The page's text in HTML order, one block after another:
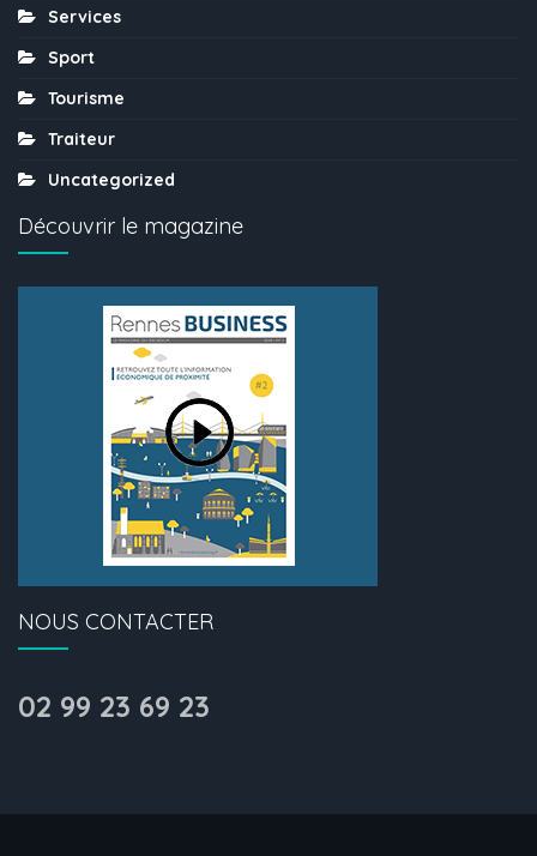
Services
Sport
Tourisme
Traiteur
Uncategorized
Découvrir le magazine
NOUS CONTACTER
02 99 23 69 23